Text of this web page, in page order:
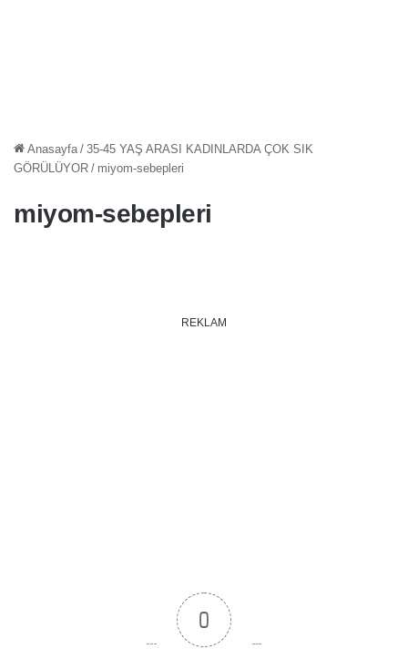
Anasayfa / 35-45 YAŞ ARASI KADINLARDA ÇOK SIK
GÖRÜLÜYOR / miyom-sebepleri
miyom-sebepleri
REKLAM
0